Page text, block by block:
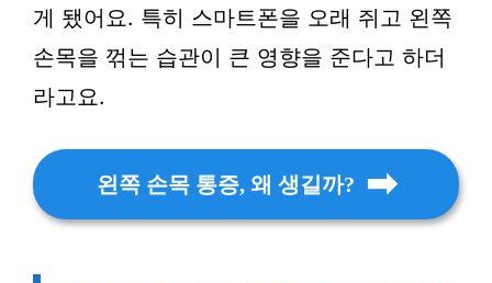
게 됐어요. 특히 스마트폰을 오래 쥐고 왼쪽
손목을 꺾는 습관이 큰 영향을 준다고 하더
라고요.
왼쪽 손목 통증, 왜 생길까?